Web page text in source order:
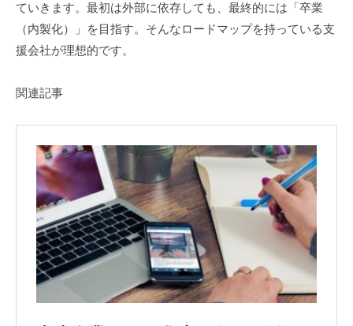
ていきます。最初は外部に依存しても、最終的には「卒業
（内製化）」を目指す。そんなロードマップを持っている支
援会社が理想的です。
関連記事